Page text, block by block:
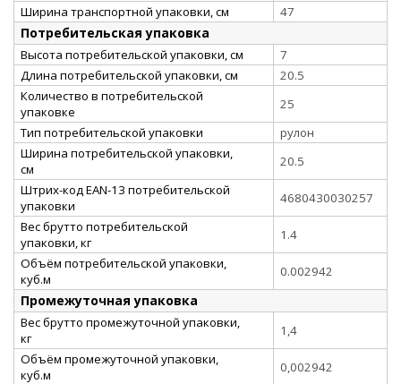
Ширина транспортной упаковки, см
47
Потребительская упаковка
Высота потребительской упаковки, см
7
Длина потребительской упаковки, см
20.5
Количество в потребительской
упаковке
25
Тип потребительской упаковки
рулон
Ширина потребительской упаковки,
см
20.5
Штрих-код EAN-13 потребительской
упаковки
4680430030257
Вес брутто потребительской
упаковки, кг
1.4
Объём потребительской упаковки,
куб.м
0.002942
Промежуточная упаковка
Вес брутто промежуточной упаковки,
кг
1,4
Объём промежуточной упаковки,
куб.м
0,002942